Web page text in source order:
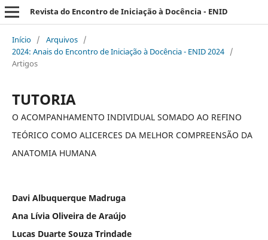
Revista do Encontro de Iniciação à Docência - ENID
Início / Arquivos /
2024: Anais do Encontro de Iniciação à Docência - ENID 2024 /
Artigos
TUTORIA
O ACOMPANHAMENTO INDIVIDUAL SOMADO AO REFINO
TEÓRICO COMO ALICERCES DA MELHOR COMPREENSÃO DA
ANATOMIA HUMANA
Davi Albuquerque Madruga
Ana Lívia Oliveira de Araújo
Lucas Duarte Souza Trindade